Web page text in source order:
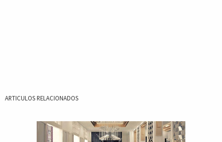
ARTICULOS RELACIONADOS